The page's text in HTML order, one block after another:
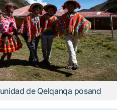
de Qelqanqa posand